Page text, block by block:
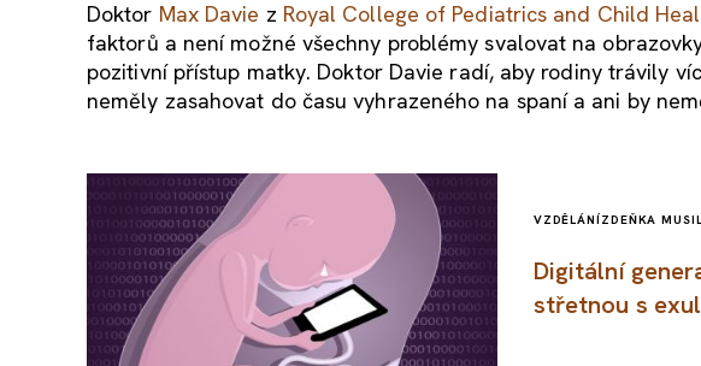
Doktor Max Davie z Royal College of Pediatrics and Child
faktorů a není možné všechny problémy svalovat na
pozitivní přístup matky. Doktor Davie radí, aby rodiny trávily
neměly zasahovat do času vyhrazeného na spaní a ani by
VZDĚLÁNÍ ZDEŇKA
Digitální
střetnou s